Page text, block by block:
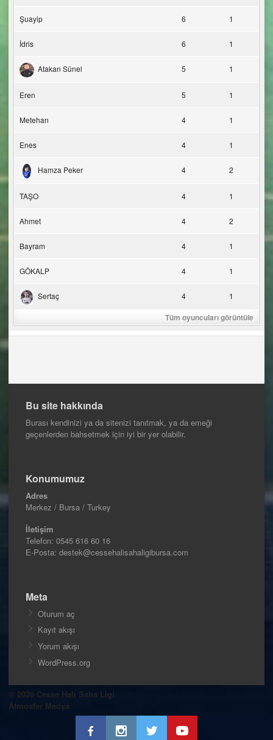
Şuayip 6 1
İdris 6 1
Atakan Sünel 5 1
Eren 5 1
Metehan 4 1
Enes 4 1
Hamza Peker 4 2
TAŞO 4 1
Ahmet 4 2
Bayram 4 1
GÖKALP 4 1
Sertaç 4 1
Tüm oyuncuları görüntüle
Bu site hakkında
Burası kendinizi ya da sitenizi tanıtmak, ya da emeği
geçenlerden bahsetmek için iyi bir yer olabilir.
Konumumuz
Adres
Merkez / Bursa / Turkey
İletişim
Telefon: 0545 616 60 16
E-Posta: destek@cessehalisahaligibursa.com
Meta
Oturum aç
Kayıt akışı
Yorum akışı
WordPress.org
© 2026 Cesse Halı Saha Ligi
Atmosfer Medya